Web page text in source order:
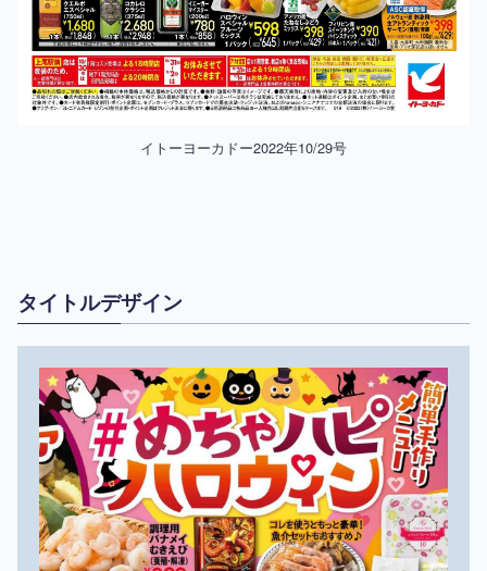
イトーヨーカドー2022年10/29号
タイトルデザイン